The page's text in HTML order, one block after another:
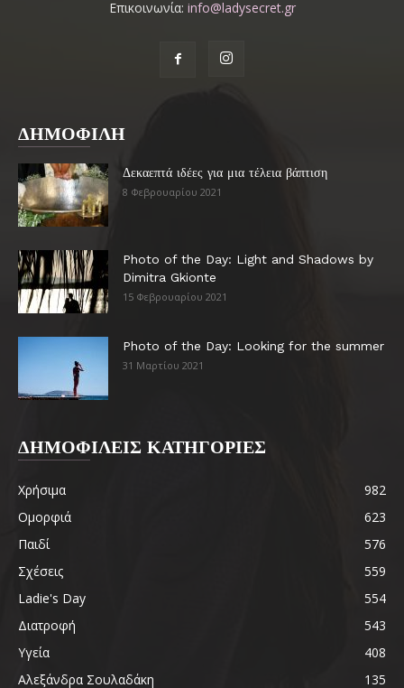
Επικοινωνία: info@ladysecret.gr
ΔΗΜΟΦΙΛΗ
Δεκαεπτά ιδέες για μια τέλεια βάπτιση
8 Φεβρουαρίου 2021
Photo of the Day: Light and Shadows by
Dimitra Gkionte
15 Φεβρουαρίου 2021
Photo of the Day: Looking for the summer
31 Μαρτίου 2021
ΔΗΜΟΦΙΛΕΙΣ ΚΑΤΗΓΟΡΙΕΣ
Χρήσιμα
982
Ομορφιά
623
Παιδί
576
Σχέσεις
559
Ladie's Day
554
Διατροφή
543
Υγεία
408
Αλεξάνδρα Σουλαδάκη
135